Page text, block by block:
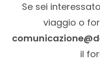
Se sei
viaggio o
il